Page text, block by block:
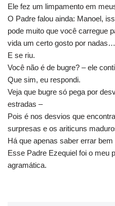
Ele fez um limpamento em
O Padre falou ainda: Manoel,
pode muito que você carregue
vida um certo gosto por nadas…
E se riu.
Você não é de bugre? – ele
Que sim, eu respondi.
Veja que bugre só pega por
estradas –
Pois é nos desvios que
surpresas e os ariticuns
Há que apenas saber errar
Esse Padre Ezequiel foi o meu
agramática.